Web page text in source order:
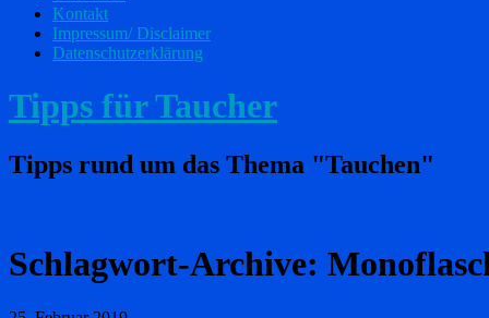
Kontakt
Impressum/ Disclaimer
Datenschutzerklärung
Tipps für Taucher
Tipps rund um das Thema "Tauchen"
Schlagwort-Archive: